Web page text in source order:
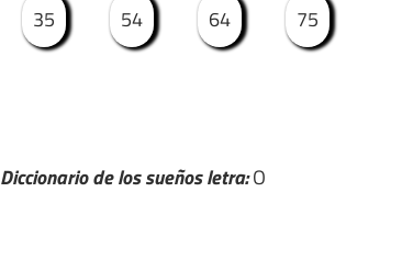
35 54 64 75
Diccionario de los sueños letra:O